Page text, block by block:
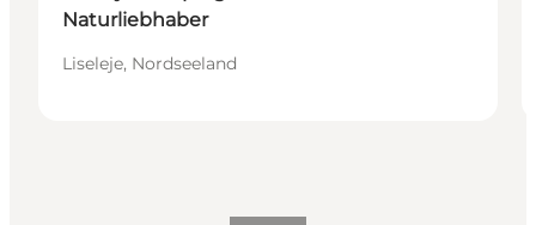
Naturliebhaber
Liseleje, Nordseeland